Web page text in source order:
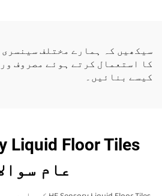
سیکھیں کہ ہمارے مختلف
کا استعمال کرتے ہوئے مصروف
کیسے بنائیں۔
عام